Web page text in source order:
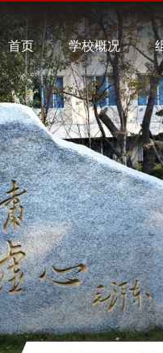
首页 学校概况